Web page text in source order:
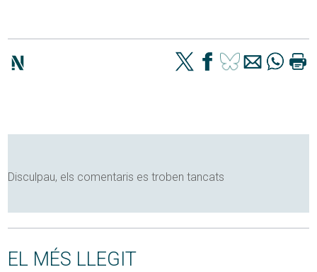
Disculpau, els comentaris es troben tancats
EL MÉS LLEGIT